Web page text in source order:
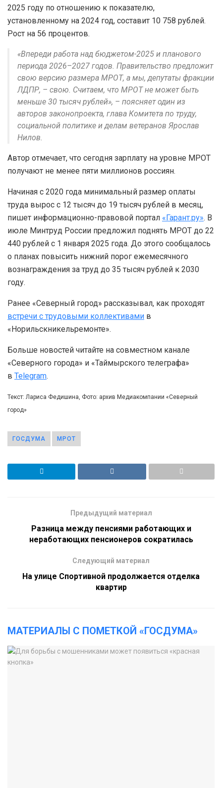
2025 году по отношению к показателю,
установленному на 2024 год, составит 10 758 рублей.
Рост на 56 процентов.
«Впереди работа над бюджетом-2025 и планового
периода 2026–2027 годов. Правительство предложит
свою версию размера МРОТ, а мы, депутаты фракции
ЛДПР, – свою. Считаем, что МРОТ не может быть
меньше 30 тысяч рублей», – поясняет один из
авторов законопроекта, глава Комитета по труду,
социальной политике и делам ветеранов Ярослав
Нилов.
Автор отмечает, что сегодня зарплату на уровне МРОТ
получают не менее пяти миллионов россиян.
Начиная с 2020 года минимальный размер оплаты
труда вырос с 12 тысяч до 19 тысяч рублей в месяц,
пишет информационно-правовой портал «Гарант.ру». В
июле Минтруд России предложил поднять МРОТ до 22
440 рублей с 1 января 2025 года. До этого сообщалось
о планах повысить нижний порог ежемесячного
вознаграждения за труд до 35 тысяч рублей к 2030
году.
Ранее «Северный город» рассказывал, как проходят
встречи с трудовыми коллективами в
«Норильскникельремонте».
Больше новостей читайте на совместном канале
«Северного города» и «Таймырского телеграфа»
в Telegram.
Текст: Лариса Федишина, Фото: архив Медиакомпании «Северный
город»
ГОСДУМА МРОТ
Предыдущий материал
Разница между пенсиями работающих и
неработающих пенсионеров сократилась
Следующий материал
На улице Спортивной продолжается отделка
квартир
МАТЕРИАЛЫ С ПОМЕТКОЙ «ГОСДУМА»